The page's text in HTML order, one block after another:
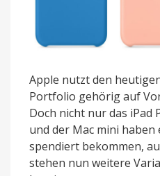
Apple nutzt den
Portfolio gehörig auf
Doch nicht nur das iPad
und der Mac mini
spendiert bekommen,
stehen nun weitere